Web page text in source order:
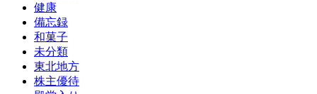
健康
備忘録
和菓子
未分類
東北地方
株主優待